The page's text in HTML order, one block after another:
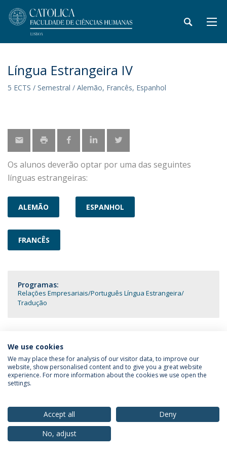
Língua Estrangeira IV
5 ECTS / Semestral / Alemão, Francês, Espanhol
Os alunos deverão optar por uma das seguintes
línguas estrangeiras:
ALEMÃO ESPANHOL
FRANCÊS
Programas:
Relações Empresariais Português Língua Estrangeira
Tradução
Política de Privacidade
Termos & Condições
Direitos do Titular dos Dados
© 2026 Universidade Católica Portuguesa
We use cookies
We may place these for analysis of our visitor data, to improve our
website, show personalised content and to give you a great website
experience. For more information about the cookies we use open the
settings.
Accept all
Deny
No, adjust